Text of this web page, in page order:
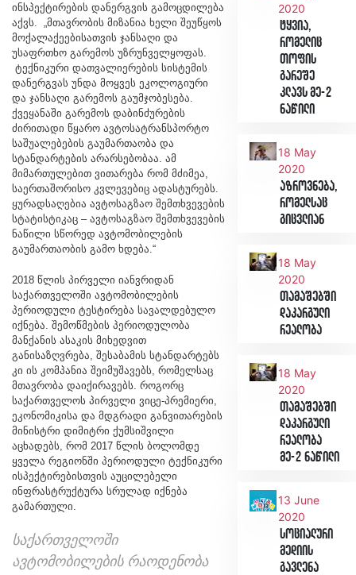
ინსპექტირების დანერგვის გამოცდილება
აქვს. „მთავრობის მიზანია ხელი შეუწყოს
მოქალაქეებისათვის ჯანსაღი და
უსაფრთხო გარემოს უზრუნველყოფას.
ტექნიკური დათვალიერების სისტემის
დანერგვას უნდა მოყვეს ეკოლოგიური
და ჯანსაღი გარემოს გაუმჯობესება.
ქვეყანაში გარემოს დაბინძურების
ძირითადი წყარო ავტოსატრანსპორტო
საშუალებების გაუმართაობა და
სტანდარტების არარსებობაა. ამ
მიმართულებით ვითარება რომ მძიმეა,
საერთაშორისო კვლევებიც ადასტურებს.
ყურადსაღებია ავტოსაგზაო შემთხვევების
სტატისტიკაც – ავტოსაგზაო შემთხვევების
ნაწილი სწორედ ავტომობილების
გაუმართაობის გამო ხდება.“
2018 წლის პირველი იანვრიდან
საქართველოში ავტომობილების
პერიოდული ტესტირება სავალდებულო
იქნება. შემოწმების პერიოდულობა
მანქანის ასაკის მიხედვით
განისაზღვრება, შესაბამის სტანდარტებს
კი ის კომპანია შეიმუშავებს, რომელსაც
მთავრობა დაიქირავებს. როგორც
საქართველოს პირველი ვიცე-პრემიერი,
ეკონომიკისა და მდგრადი განვითარების
მინისტრი დიმიტრი ქუმსიშვილი
აცხადებს, რომ 2017 წლის ბოლომდე
ყველა რეგიონში პერიოდული ტექნიკური
ისპექტირებისთვის აუცილებელი
ინფრასტრუქტურა სრულად იქნება
გამართული.
საქართველოში
ავტომობილების რაოდენობა
2020
ტყვია,
რომელიც
თოფის
გარეშე
კლავს მე-2
ნაწილი
18 May
2020
აზროვნება,
რომელსაც
გიცვლიან
18 May
2020
თამაშებში
დაკარგული
რეალობა
18 May
2020
თამაშებში
დაკარგული
რეალობა
მე-2 ნაწილი
13 June
2020
სოციალური
მედიის
გავლენა